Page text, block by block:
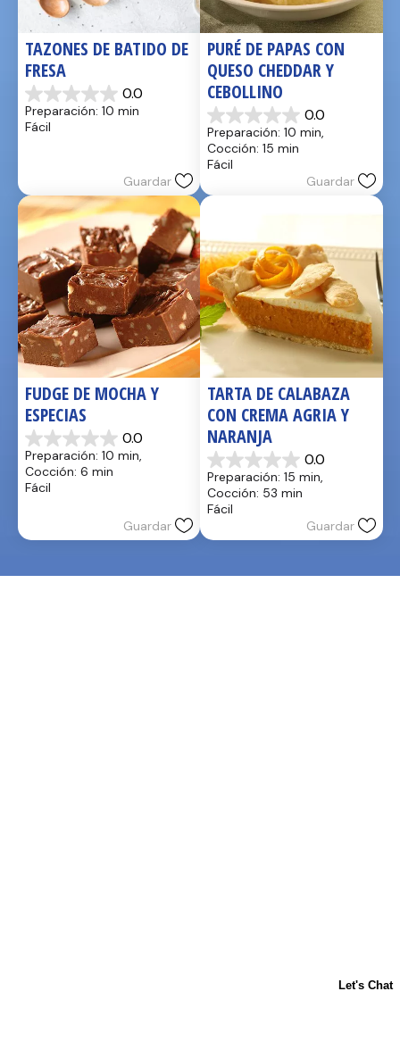
TAZONES DE BATIDO DE
FRESA
0.0
0.0
de
5
Preparación: 10 min
Fácil
Guardar
PURÉ DE PAPAS CON
QUESO CHEDDAR Y
CEBOLLINO
0.0
0.0
de
5
estrellas.
Preparación: 10 min,
Cocción: 15 min
Fácil
Guardar
FUDGE DE MOCHA Y
ESPECIAS
0.0
0.0
de
5
estrellas.
Preparación: 10 min,
Cocción: 6 min
Fácil
Guardar
TARTA DE CALABAZA
CON CREMA AGRIA Y
NARANJA
0.0
0.0
de
5
estrellas.
Preparación: 15 min,
Cocción: 53 min
Fácil
Guardar